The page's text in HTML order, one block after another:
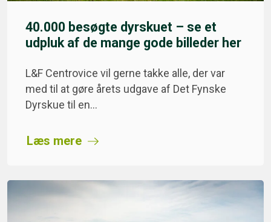
40.000 besøgte dyrskuet – se et
udpluk af de mange gode billeder her
L&F Centrovice vil gerne takke alle, der var
med til at gøre årets udgave af Det Fynske
Dyrskue til en…
Læs mere